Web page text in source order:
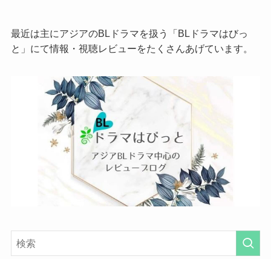
最近は主にアジアのBLドラマを扱う「BLドラマはびっ
と」にて情報・視聴レビューをたくさんあげています。